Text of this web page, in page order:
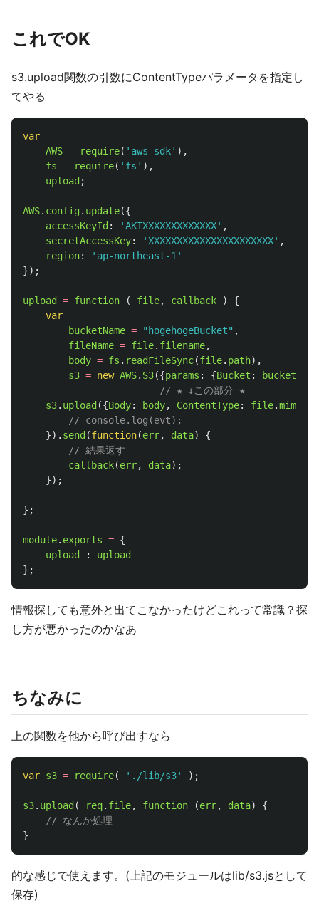
これでOK
s3.upload関数の引数にContentTypeパラメータを指定し
てやる
var
AWS = require( ' aws-sdk' ),
fs = require( ' fs ' ),
upload ;
AWS. config. update({
accessKeyId : 'AKIXXXXXXXXXXXXX' ,
secretAccessKey: 'XXXXXXXXXXXXXXXXXXXXXX' ,
region: ' ap-northeast-1'
});
upload = function ( file, callback )
{
var
bucketName = " hogehogeBucket" ,
fileName = file. filename,
body = fs . readFileSync(file. path),
s3 = new AWS. S3({params : {Bucket :
bucketName
// ★ ↓この部分 ★
s3. upload ({Body: body, ContentType: file.
// console.log(evt);
}). send (function(err, data)
{
// 結果返す
callback(err, data);
});
};
module. exports = {
upload
:
upload
};
情報探しても意外と出てこなかったけどこれって常識？探
し方が悪かったのかなあ
ちなみに
上の関数を他から呼び出すなら
var s3 = require( ' ./lib/s3' );
s3. upload ( req. file, function (err, data)
{
// なんか処理
}
的な感じで使えます。(上記のモジュールはlib/s3.jsとして
保存)